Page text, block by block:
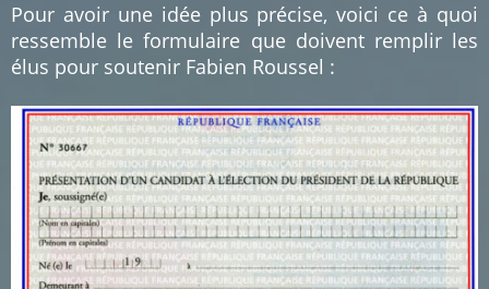
Pour avoir une idée plus précise, voici ce à quoi
ressemble le formulaire que doivent remplir les
élus pour soutenir Fabien Roussel :